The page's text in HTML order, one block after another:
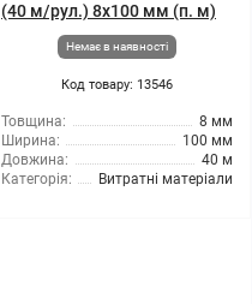
(40 м/рул.) 8x100 мм (п. м)
Немає в наявності
Код товару: 13546
Товщина:
8 мм
Ширина:
100 мм
Довжина:
40 м
Категорія:
Витратні матеріали